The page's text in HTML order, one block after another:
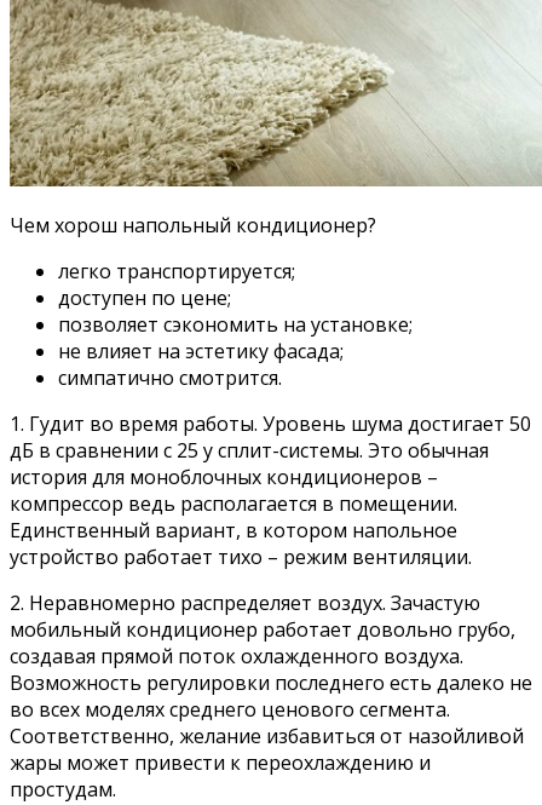
Чем хорош напольный кондиционер?
легко транспортируется;
доступен по цене;
позволяет сэкономить на установке;
не влияет на эстетику фасада;
симпатично смотрится.
1. Гудит во время работы. Уровень шума достигает 50
дБ в сравнении с 25 у сплит-системы. Это обычная
история для моноблочных кондиционеров –
компрессор ведь располагается в помещении.
Единственный вариант, в котором напольное
устройство работает тихо – режим вентиляции.
2. Неравномерно распределяет воздух. Зачастую
мобильный кондиционер работает довольно грубо,
создавая прямой поток охлажденного воздуха.
Возможность регулировки последнего есть далеко не
во всех моделях среднего ценового сегмента.
Соответственно, желание избавиться от назойливой
жары может привести к переохлаждению и
простудам.